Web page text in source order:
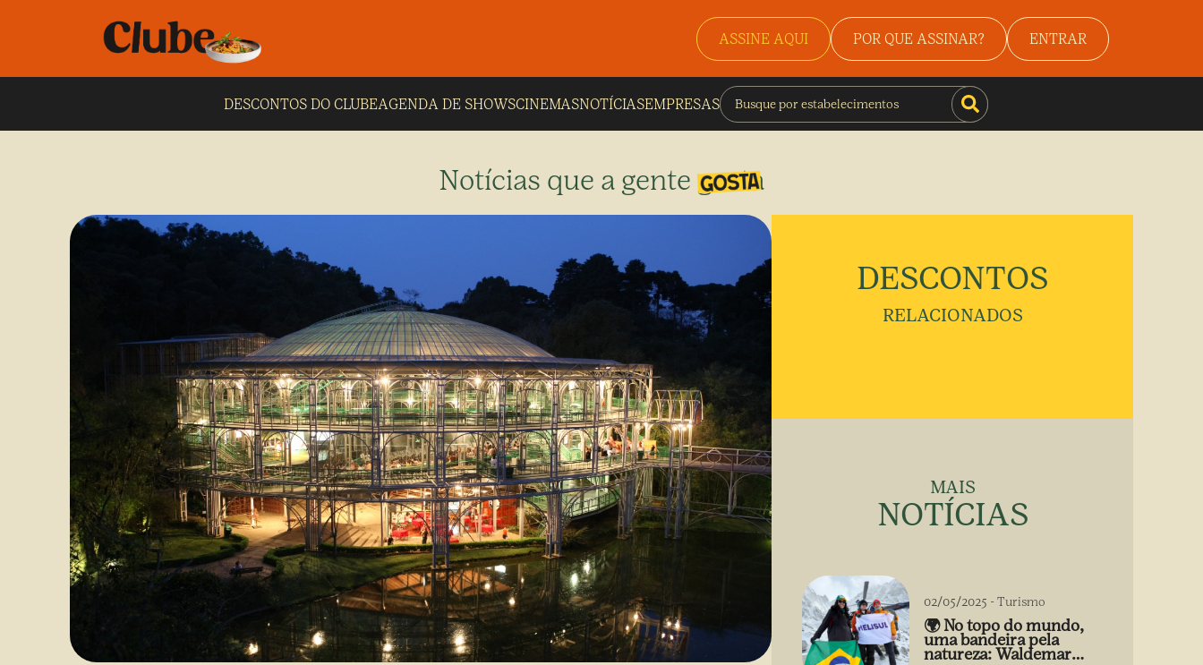
ASSINE AQUI POR QUE ASSINAR? ENTRAR
DESCONTOS DO CLUBEAGENDA DE SHOWSCINEMASNOTÍCIASEMPRESAS
Notícias que a gente gosta
DESCONTOS
RELACIONADOS
MAIS
NOTÍCIAS
02/05/2025 -Turismo
🌍 No topo do mundo,
uma bandeira pela
natureza: Waldemar